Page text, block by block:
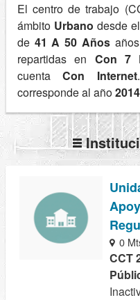
El centro de trabajo
ámbito Urbano desde
de 41 A 50 Años
repartidas en Con 7
cuentaCon Internet
corresponde al año2014
0
CCT